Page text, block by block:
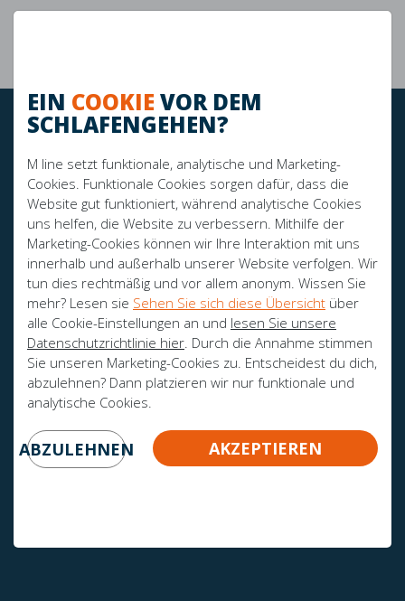
EIN COOKIE VOR DEM
SCHLAFENGEHEN?
M line setzt funktionale, analytische und Marketing-
Cookies. Funktionale Cookies sorgen dafür, dass die
Website gut funktioniert, während analytische Cookies
uns helfen, die Website zu verbessern. Mithilfe der
Marketing-Cookies können wir Ihre Interaktion mit uns
innerhalb und außerhalb unserer Website verfolgen. Wir
tun dies rechtmäßig und vor allem anonym. Wissen Sie
mehr? Lesen sie Sehen Sie sich diese Übersicht über
alle Cookie-Einstellungen an und lesen Sie unsere
Datenschutzrichtlinie hier . Durch die Annahme stimmen
Sie unseren Marketing-Cookies zu. Entscheidest du dich,
abzulehnen? Dann platzieren wir nur funktionale und
analytische Cookies.
ABZULEHNEN AKZEPTIEREN
BLEIBEN SIE AUF DEM LAUFENDEN!
SPONSOREN:
HABEN SIE NOCH FRAGEN?